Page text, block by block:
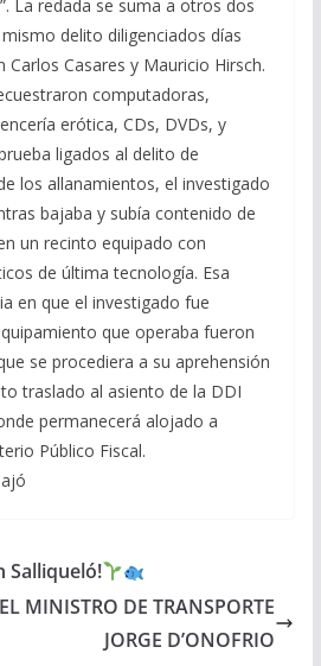
La redada se suma a otros dos
delito diligenciados días
Casares y Mauricio Hirsch.
computadoras,
erótica, CDs, DVDs, y
ligados al delito de
los allanamientos, el investigado
bajaba y subía contenido de
un recinto equipado con
de última tecnología. Esa
en que el investigado fue
que operaba fueron
se procediera a su aprehensión
traslado al asiento de la DDI
permanecerá alojado a
Público Fiscal.
Salliqueló!
MINISTRO DE TRANSPORTE
JORGE D’ONOFRIO